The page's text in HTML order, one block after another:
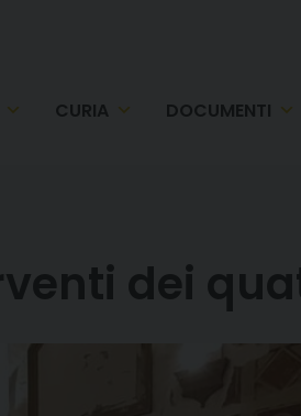
CURIA DOCUMENTI
dei